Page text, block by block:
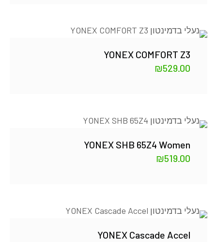
YONEX COMFORT Z3
₪529.00
YONEX SHB 65Z4 Women
₪519.00
YONEX Cascade Accel